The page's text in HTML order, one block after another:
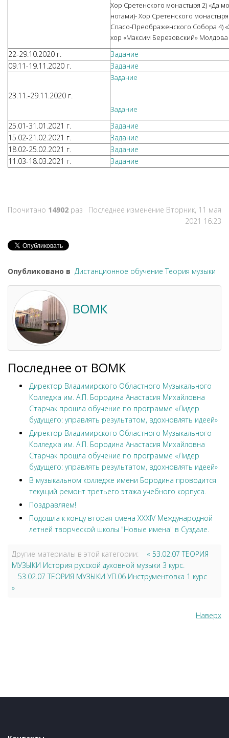
Хор Сретенского монастыря 2) «Да
нотами)- Хор Сретенского
Спасо-Преображенского Собора 4)
хор «Максим Березовский»
22-29.10.2020 г.
Задание
09.11-19.11.2020 г.
Задание
23.11.-29.11.2020 г.
Задание
Задание
25.01-31.01.2021 г.
Задание
15.02-21.02.2021 г.
Задание
18.02-25.02.2021 г.
Задание
11.03-18.03.2021 г.
Задание
Прочитано 14902 раз
Последнее изменение Вторник, 11 мая
2021 16:23
Опубликовано в Дистанционное обучение Теория музыки
ВОМК
Последнее от ВОМК
Директор Владимирского Областного Музыкального
Колледжа им. А.П. Бородина Анастасия Михайловна
Старчак прошла обучение по программе «Лидер
будущего: управлять результатом, вдохновлять идеей»
Директор Владимирского Областного Музыкального
Колледжа им. А.П. Бородина Анастасия Михайловна
Старчак прошла обучение по программе «Лидер
будущего: управлять результатом, вдохновлять идеей»
В музыкальном колледже имени Бородина проводится
текущий ремонт третьего этажа учебного корпуса.
Поздравляем!
Подошла к концу вторая смена XXXIV Международной
летней творческой школы "Новые имена" в Суздале.
Другие материалы в этой категории:
« 53.02.07 ТЕОРИЯ
МУЗЫКИ История русской духовной музыки 3 курс.
53.02.07 ТЕОРИЯ МУЗЫКИ УП.06 Инструментовка 1 курс
»
Наверх